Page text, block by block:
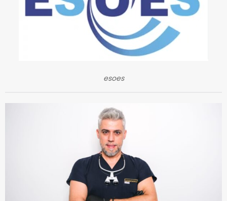
esoes